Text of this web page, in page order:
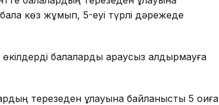
көз жұмып, 5-еуі түрлі дәрежеде
балаларды қараусыз қалдырмауға
терезеден құлауына байланысты 5 оқиға